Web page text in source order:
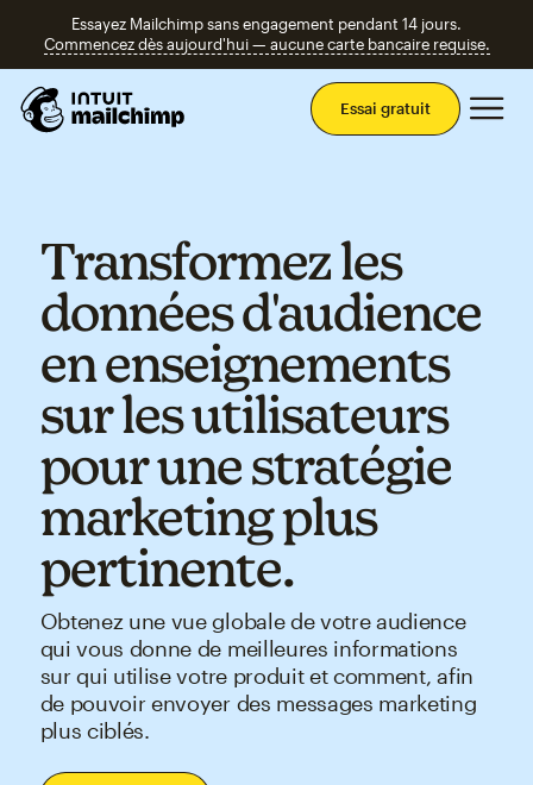
Essayez Mailchimp sans engagement pendant 14 jours.
Commencez dès aujourd'hui — aucune carte bancaire requise.
Essai gratuit
Transformez les
données d'audience
en enseignements
sur les utilisateurs
pour une stratégie
marketing plus
pertinente.
Obtenez une vue globale de votre audience
qui vous donne de meilleures informations
sur qui utilise votre produit et comment, afin
de pouvoir envoyer des messages marketing
plus ciblés.